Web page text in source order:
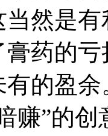
然是
药的
的盈余
”的创